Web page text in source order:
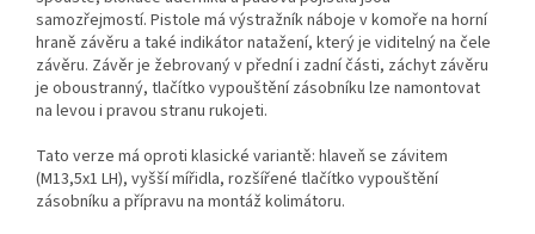
samozřejmostí. Pistole má výstražník náboje v komoře na horní
hraně závěru a také indikátor natažení, který je viditelný na čele
závěru. Závěr je žebrovaný v přední i zadní části, záchyt závěru
je oboustranný, tlačítko vypouštění zásobníku lze namontovat
na levou i pravou stranu rukojeti.
Tato verze má oproti klasické variantě: hlaveň se závitem
(M13,5x1 LH), vyšší mířidla, rozšířené tlačítko vypouštění
zásobníku a přípravu na montáž kolimátoru.